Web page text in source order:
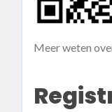
Meer weten